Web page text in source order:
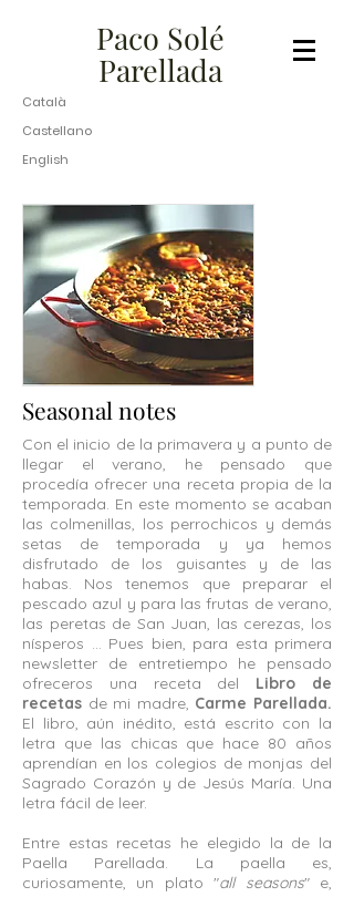
​​​​​Paco Solé
Parellada​
Català
Castellano
English
Seasonal notes
Con el inicio de la primavera y a punto de
llegar el verano, he pensado que
procedía ofrecer una receta propia de la
temporada. En este momento se acaban
las colmenillas, los perrochicos y demás
setas de temporada y ya hemos
disfrutado de los guisantes y de las
habas. Nos tenemos que preparar el
pescado azul y para las frutas de verano,
las peretas de San Juan, las cerezas, los
nísperos ... Pues bien, para esta primera
newsletter de entretiempo he pensado
ofreceros una receta del Libro de
recetas de mi madre, Carme Parellada.
El libro, aún inédito, está escrito con la
letra que las chicas que hace 80 años
aprendían en los colegios de monjas del
Sagrado Corazón y de Jesús María. Una
letra fácil de leer.
Entre estas recetas he elegido la de la
Paella Parellada. La paella es,
curiosamente, un plato "all seasons" e,